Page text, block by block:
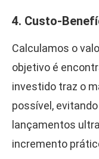
4. Custo-
Calculamos o
objetivo é
investido traz o
possível,
lançamentos
incremento